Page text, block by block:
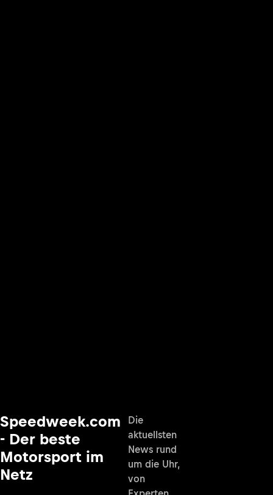
Speedweek.com
- Der beste
Motorsport im
Netz
Die
aktuellsten
News rund
um die Uhr,
von